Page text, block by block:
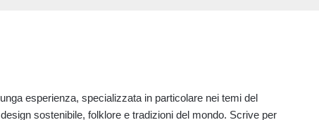
esperienza, specializzata in particolare nei temi del
sostenibile, folklore e tradizioni del mondo. Scrive per